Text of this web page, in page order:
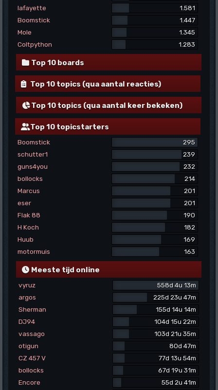
lafayette
1.581
Boomstick
1.447
Mole
1.345
Coltpython
1.283
Top 10 boards
Top 10 topics (qua aantal reacties)
Top 10 topics (qua aantal keer bekeken)
Top 10 topicstarters
Boomstick
295
schutter1
239
guns4you
232
bollocks
214
Marcus
201
eser
201
Flak 88
190
H Koch
182
Huub
169
motormuis
163
Meeste tijd online
vyruz
558d 4u 13m
argos
225d 23u 47m
Sherman
155d 14u 14m
DJ94
104d 15u 22m
vassago
103d 21u 35m
otigun
80d 47m
CZ 457 V
77d 13u 54m
bollocks
67d 19u 31m
Encore
55d 2u 41m